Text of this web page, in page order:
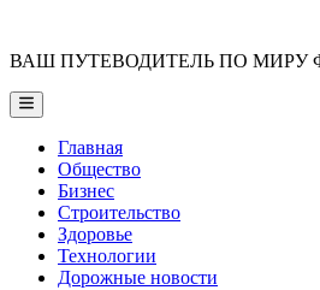
content
ВАШ ПУТЕВОДИТЕЛЬ ПО МИРУ
Main
Menu
Главная
Общество
Бизнес
Строительство
Здоровье
Технологии
Дорожные новости